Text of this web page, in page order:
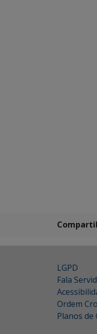
LGPD
Fala
Ordem
Planos de